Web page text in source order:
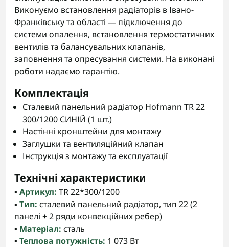
Виконуємо встановлення радіаторів в Івано-
Франківську та області — підключення до
системи опалення, встановлення термостатичних
вентилів та балансувальних клапанів,
заповнення та опресування системи. На виконані
роботи надаємо гарантію.
Комплектація
Сталевий панельний радіатор Hofmann TR 22
300/1200 СИНІЙ (1 шт.)
Настінні кронштейни для монтажу
Заглушки та вентиляційний клапан
Інструкція з монтажу та експлуатації
Технічні характеристики
▪️ Артикул: TR 22*300/1200
▪️ Тип: сталевий панельний радіатор, тип 22 (2
панелі + 2 ряди конвекційних ребер)
▪️ Матеріал: сталь
▪️ Теплова потужність: 1 073 Вт